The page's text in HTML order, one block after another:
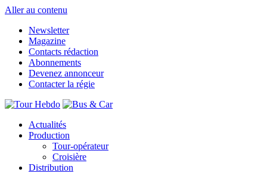
Aller au contenu
Newsletter
Magazine
Contacts rédaction
Abonnements
Devenez annonceur
Contacter la régie
Actualités
Production
Tour-opérateur
Croisière
Distribution